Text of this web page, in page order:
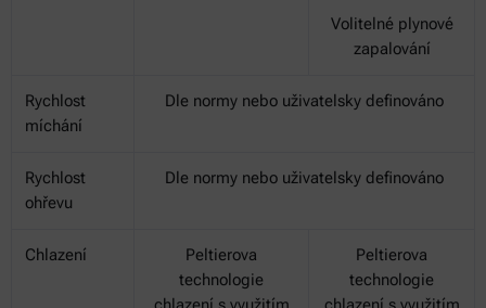
Volitelné plynové
zapalování
Rychlost
míchání
Dle normy nebo uživatelsky definováno
Rychlost
ohřevu
Dle normy nebo uživatelsky definováno
Chlazení
Peltierova
technologie
Peltierova
technologie